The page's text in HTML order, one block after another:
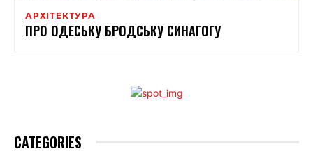
АРХІТЕКТУРА
ПРО ОДЕСЬКУ БРОДСЬКУ СИНАГОГУ
CATEGORIES